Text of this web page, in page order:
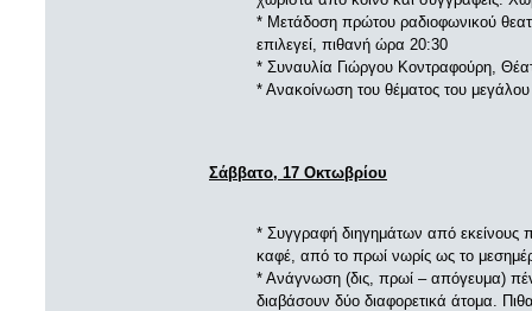
* Μετάδοση πρώτου ραδιοφωνικού
επιλεγεί, πιθανή ώρα 20:30
* Συναυλία Γιώργου Κοντραφούρη,
* Ανακοίνωση του θέματος του
Σάββατο, 17 Οκτωβρίου
* Συγγραφή διηγημάτων από εκείνους
καφέ, από το πρωί νωρίς ως το
* Ανάγνωση (δις, πρωί – απόγευμα)
διαβάσουν δύο διαφορετικά άτομα.